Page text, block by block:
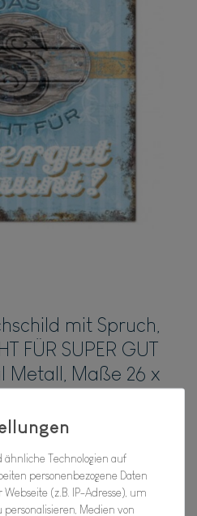
mit Spruch,
FÜR SUPER GUT
Metall, Maße 26 x
Technologien auf
personenbezogene Daten
(z.B. IP-Adresse), um
personalisieren, Medien von